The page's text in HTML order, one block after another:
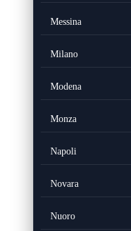
Messina
Milano
Modena
Monza
Napoli
Novara
Nuoro